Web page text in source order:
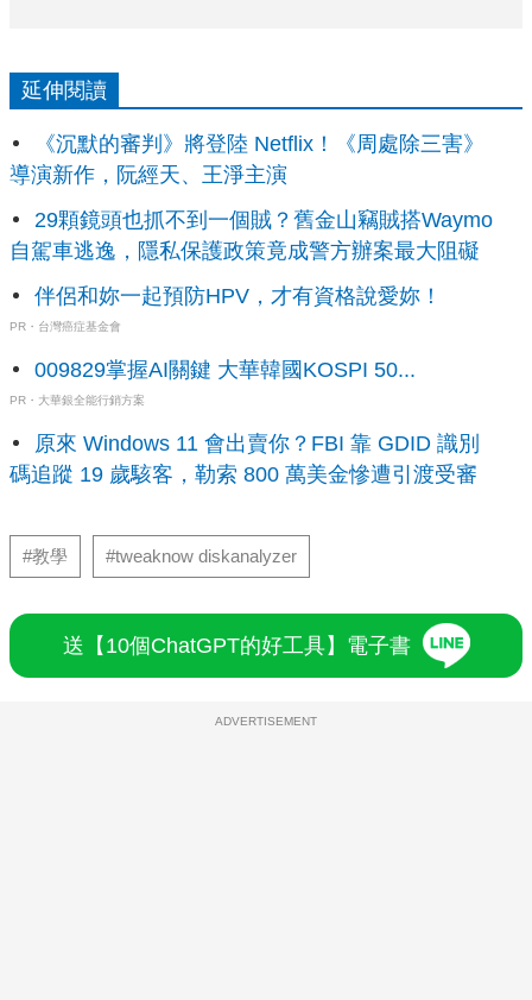
延伸閱讀
《沉默的審判》將登陸 Netflix！《周處除三害》
導演新作，阮經天、王淨主演
29顆鏡頭也抓不到一個賊？舊金山竊賊搭Waymo
自駕車逃逸，隱私保護政策竟成警方辦案最大阻礙
伴侶和妳一起預防HPV，才有資格說愛妳！
PR・台灣癌症基金會
009829掌握AI關鍵 大華韓國KOSPI 50...
PR・大華銀全能行銷方案
原來 Windows 11 會出賣你？FBI 靠 GDID 識別
碼追蹤 19 歲駭客，勒索 800 萬美金慘遭引渡受審
#教學 #tweaknow diskanalyzer
送【10個ChatGPT的好工具】電子書
ADVERTISEMENT